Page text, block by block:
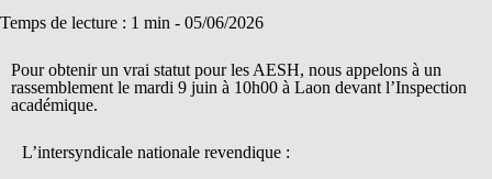
Temps de lecture : 1 min - 05/06/2026
Pour obtenir un vrai statut pour les AESH, nous appelons à un
rassemblement le mardi 9 juin à 10h00 à Laon devant l’Inspection
académique.
L’intersyndicale nationale revendique :